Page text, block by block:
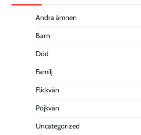
Andra ämnen
Barn
Död
Familj
Flickvän
Pojkvän
Uncategorized